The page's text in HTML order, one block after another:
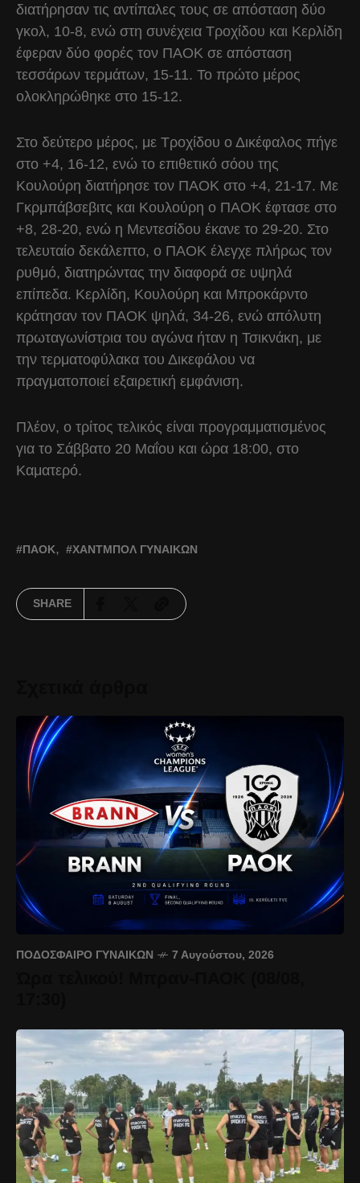
διατήρησαν τις αντίπαλες τους σε απόσταση δύο
γκολ, 10-8, ενώ στη συνέχεια Τροχίδου και Κερλίδη
έφεραν δύο φορές τον ΠΑΟΚ σε απόσταση
τεσσάρων τερμάτων, 15-11. Το πρώτο μέρος
ολοκληρώθηκε στο 15-12.
Στο δεύτερο μέρος, με Τροχίδου ο Δικέφαλος πήγε
στο +4, 16-12, ενώ το επιθετικό σόου της
Κουλούρη διατήρησε τον ΠΑΟΚ στο +4, 21-17. Με
Γκρμπάβσεβιτς και Κουλούρη ο ΠΑΟΚ έφτασε στο
+8, 28-20, ενώ η Μεντεσίδου έκανε το 29-20. Στο
τελευταίο δεκάλεπτο, ο ΠΑΟΚ έλεγχε πλήρως τον
ρυθμό, διατηρώντας την διαφορά σε υψηλά
επίπεδα. Κερλίδη, Κουλούρη και Μπροκάρντο
κράτησαν τον ΠΑΟΚ ψηλά, 34-26, ενώ απόλυτη
πρωταγωνίστρια του αγώνα ήταν η Τσικνάκη, με
την τερματοφύλακα του Δικεφάλου να
πραγματοποιεί εξαιρετική εμφάνιση.
Πλέον, ο τρίτος τελικός είναι προγραμματισμένος
για το Σάββατο 20 Μαΐου και ώρα 18:00, στο
Καματερό.
ΠΑΟΚ ΧΆΝΤΜΠΟΛ ΓΥΝΑΙΚΏΝ
SHARE
ΠΟΔΌΣΦΑΙΡΟ ΓΥΝΑΙΚΏΝ 7 Αυγούστου, 2026